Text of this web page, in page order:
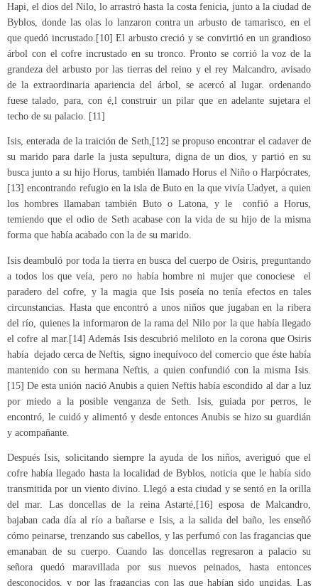
Hapi, el dios del Nilo, lo arrastró hasta la costa fenicia, junto a la ciudad de
Byblos, donde las olas lo lanzaron contra un arbusto de tamarisco, en el
que quedó incrustado.[10] El arbusto creció y se convirtió en un grandioso
árbol con el cofre incrustado en su tronco. Pronto se corrió la voz de la
grandeza del arbusto por las tierras del reino y el rey Malcandro, avisado
de la extraordinaria apariencia del árbol, se acercó al lugar. ordenando
fuese talado, para, con é,l construir un pilar que en adelante sujetara el
techo de su palacio. [11]
Isis, enterada de la traición de Seth,[12] se propuso encontrar el cadaver de
su marido para darle la justa sepultura, digna de un dios, y partió en su
busca junto a su hijo Horus, también llamado Horus el Niño o Harpócrates,
[13] encontrando refugio en la isla de Buto en la que vivía Uadyet, a quien
los hombres llamaban también Buto o Latona, y le confió a Horus,
temiendo que el odio de Seth acabase con la vida de su hijo de la misma
forma que había acabado con la de su marido.
Isis deambuló por toda la tierra en busca del cuerpo de Osiris, preguntando
a todos los que veía, pero no había hombre ni mujer que conociese el
paradero del cofre, y la magia que Isis poseía no tenía efectos en tales
circunstancias. Hasta que encontró a unos niños que jugaban en la ribera
del río, quienes la informaron de la rama del Nilo por la que había llegado
el cofre al mar.[14] Además Isis descubrió meliloto en la corona que Osiris
había dejado cerca de Neftis, signo inequívoco del comercio que éste había
mantenido con su hermana Neftis, a quien confundió con la misma Isis.
[15] De esta unión nació Anubis a quien Neftis había escondido al dar a luz
por miedo a la posible venganza de Seth. Isis, guiada por perros, le
encontró, le cuidó y alimentó y desde entonces Anubis se hizo su guardián
y acompañante.
Después Isis, solicitando siempre la ayuda de los niños, averiguó que el
cofre había llegado hasta la localidad de Byblos, noticia que le había sido
transmitida por un viento divino. Llegó a esta ciudad y se sentó en la orilla
del mar. Las doncellas de la reina Astarté,[16] esposa de Malcandro,
bajaban cada día al río a bañarse e Isis, a la salida del baño, les enseñó
cómo peinarse, trenzando sus cabellos, y las perfumó con las fragancias que
emanaban de su cuerpo. Cuando las doncellas regresaron a palacio su
señora quedó maravillada por sus nuevos peinados, hasta entonces
desconocidos, y por las fragancias con las que habían sido ungidas. Las